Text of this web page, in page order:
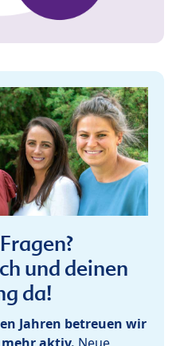
und deinen
da!
Jahren betreuen wir